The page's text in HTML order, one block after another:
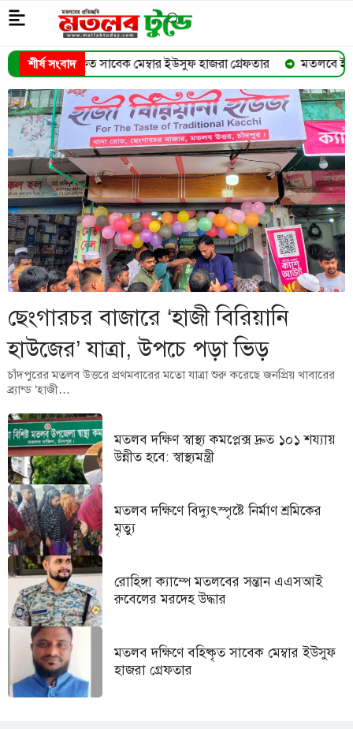
শীর্ষ সংবাদ
মেম্বার ইউসুফ হাজরা গ্রেফতার ➜ মতলবে ইয়াবা সেবনের সময় ৩
মতলব দক্ষিণ স্বাস্থ্য কমপ্লেক্স দ্রুত ১০১ শয্যায়
উন্নীত হবে: স্বাস্থ্যমন্ত্রী
মতলব দক্ষিণে বিদ্যুৎস্পৃষ্টে নির্মাণ শ্রমিকের
মৃত্যু
রোহিঙ্গা ক্যাম্পে মতলবের সন্তান এএসআই
রুবেলের মরদেহ উদ্ধার
মতলব দক্ষিণে বহিষ্কৃত সাবেক মেম্বার ইউসুফ
হাজরা গ্রেফতার
ছেংগারচর বাজারে ‘হাজী বিরিয়ানি
হাউজের’ যাত্রা, উপচে পড়া ভিড়
চাঁদপুরের মতলব উত্তরে প্রথমবারের মতো যাত্রা শুরু করেছে জনপ্রিয় খাবারের
ব্র্যান্ড ‘হাজী…